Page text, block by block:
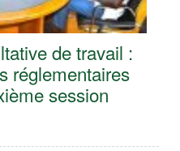
de travail :
réglementaires
session